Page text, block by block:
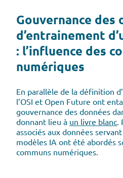
Gouvernance des
d’entrainement
: l’influence des
numériques
En parallèle de la définition
l’OSI et Open Future ont
gouvernance des données
donnant lieu à un livre blanc
associés aux données
modèles IA ont été abordés
communs numériques.